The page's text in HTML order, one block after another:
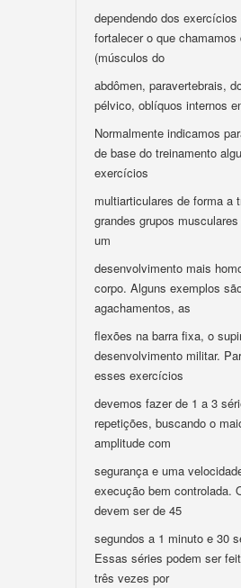
dependendo dos
fortalecer o que chamamos
(músculos do
abdômen, paravertebrais,
pélvico, oblíquos internos
Normalmente indicamos
de base do treinamento
exercícios
multiarticulares de forma a
grandes grupos
um
desenvolvimento mais
corpo. Alguns exemplos
agachamentos, as
flexões na barra fixa, o
desenvolvimento militar.
esses exercícios
devemos fazer de 1 a 3
repetições, buscando o
amplitude com
segurança e uma
execução bem controlada.
devem ser de 45
segundos a 1 minuto e 30
Essas séries podem ser
três vezes por